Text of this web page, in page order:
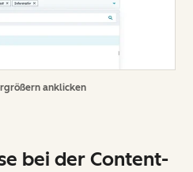
anklicken
bei der Content-